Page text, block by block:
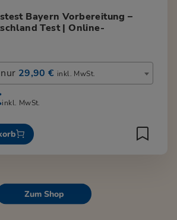
Bayern Vorbereitung –
Test | Online-
29,90 € inkl. MwSt.
inkl. MwSt.
Zum Shop